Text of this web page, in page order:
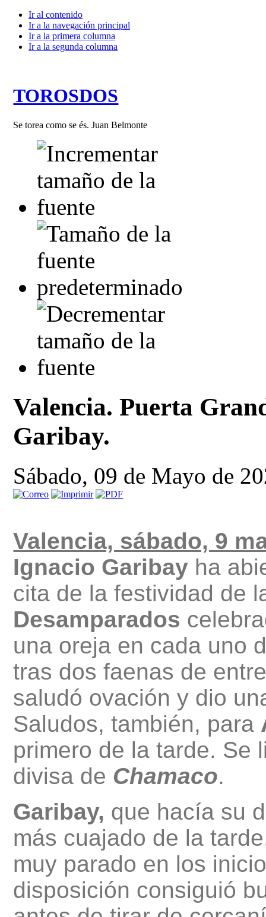
Ir al contenido
Ir a la navegación principal
Ir a la primera columna
Ir a la segunda columna
TOROSDOS
Se torea como se és. Juan Belmonte
Valencia. Puerta
Garibay.
Sábado, 09 de Mayo de
Valencia, sábado, 9
Ignacio Garibay ha
cita de la festividad de
Desamparados
una oreja en cada uno
tras dos faenas de
saludó ovación y dio
Saludos, también, para
primero de la tarde. Se
divisa de Chamaco.
Garibay, que hacía su
más cuajado de la
muy parado en los
disposición consiguió